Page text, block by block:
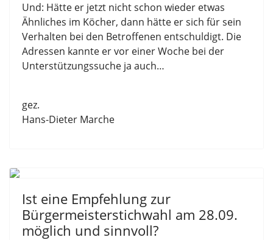
Und: Hätte er jetzt nicht schon wieder etwas
Ähnliches im Köcher, dann hätte er sich für sein
Verhalten bei den Betroffenen entschuldigt. Die
Adressen kannte er vor einer Woche bei der
Unterstützungssuche ja auch…
gez.
Hans-Dieter Marche
Ist eine Empfehlung zur
Bürgermeisterstichwahl am 28.09.
möglich und sinnvoll?